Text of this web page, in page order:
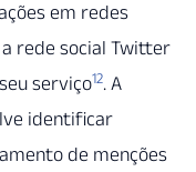
em redes
a rede social Twitter
serviço12. A
identificar
de menções